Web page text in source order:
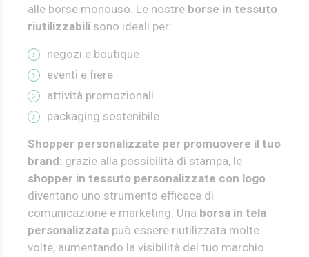
alle borse monouso. Le nostre borse in tessuto
riutilizzabili sono ideali per:
negozi e boutique
eventi e fiere
attività promozionali
packaging sostenibile
Shopper personalizzate per promuovere il tuo
brand: grazie alla possibilità di stampa, le
shopper in tessuto personalizzate con logo
diventano uno strumento efficace di
comunicazione e marketing. Una borsa in tela
personalizzata può essere riutilizzata molte
volte, aumentando la visibilità del tuo marchio.